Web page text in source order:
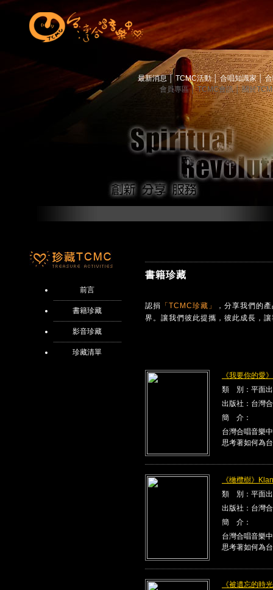
最新消息 TCMC活動│ 合唱知識家│
會員專區│ TCMC會訊│ 關於
前言
書籍珍藏
影音珍藏
珍藏清單
書籍珍藏
認捐 「TCMC珍藏」
，分享我們的
界。讓我們彼此提攜，彼此成長，
《我要你的愛
類 別：平面
出版社：台灣
簡 介：
台灣合唱音樂
思考著如何為
《橄欖樹》
類 別：平面
出版社：台灣
簡 介：
台灣合唱音樂
思考著如何為
《被遺忘的時